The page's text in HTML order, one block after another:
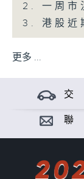
2. 一周市
3. 港股近
更多 ...
交
聯